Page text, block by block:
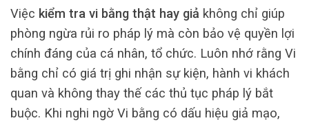
Việc kiểm tra vi bằng thật hay giả không chỉ giúp
phòng ngừa rủi ro pháp lý mà còn bảo vệ quyền lợi
chính đáng của cá nhân, tổ chức. Luôn nhớ rằng Vi
bằng chỉ có giá trị ghi nhận sự kiện, hành vi khách
quan và không thay thế các thủ tục pháp lý bắt
buộc. Khi nghi ngờ Vi bằng có dấu hiệu giả mạo,